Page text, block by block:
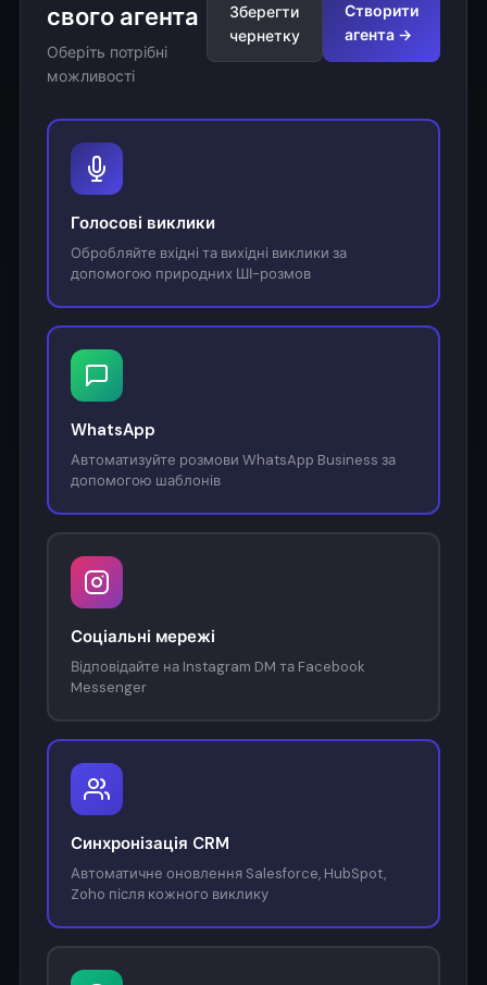
свого агента
Оберіть потрібні
можливості
Зберегти
чернетку
Створити
агента →
Голосові виклики
Обробляйте вхідні та вихідні виклики за
допомогою природних ШІ-розмов
WhatsApp
Автоматизуйте розмови WhatsApp Business за
допомогою шаблонів
Соціальні мережі
Відповідайте на Instagram DM та Facebook
Messenger
Синхронізація CRM
Автоматичне оновлення Salesforce, HubSpot,
Zoho після кожного виклику